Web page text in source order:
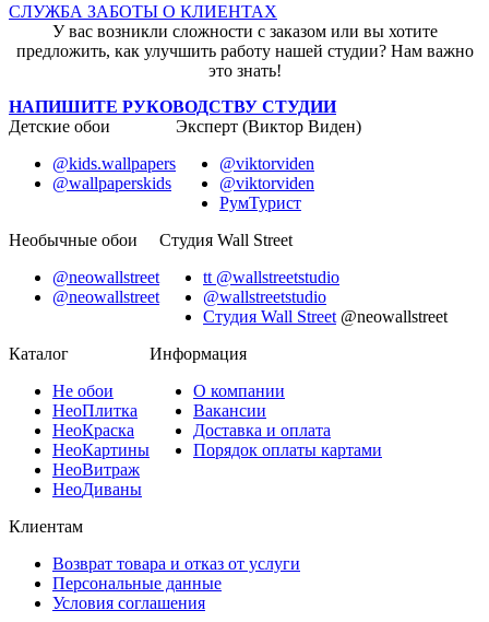
СЛУЖБА ЗАБОТЫ О КЛИЕНТАХ
У вас возникли сложности с заказом или вы хотите
предложить, как улучшить работу нашей студии? Нам важно
это знать!
НАПИШИТЕ РУКОВОДСТВУ СТУДИИ
Детские обои
@kids.wallpapers
@wallpaperskids
Эксперт (Виктор Виден)
@viktorviden
@viktorviden
РумТурист
Необычные обои
@neowallstreet
@neowallstreet
Студия Wall Street
tt @wallstreetstudio
@wallstreetstudio
Студия Wall Street @neowallstreet
Каталог
Не обои
НеоПлитка
НеоКраска
НеоКартины
НеоВитраж
НеоДиваны
Информация
О компании
Вакансии
Доставка и оплата
Порядок оплаты картами
Клиентам
Возврат товара и отказ от услуги
Персональные данные
Условия соглашения